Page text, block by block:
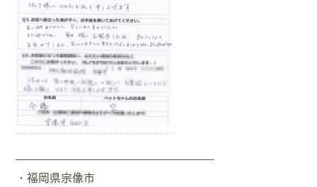
—————————————————–
・福岡県宗像市